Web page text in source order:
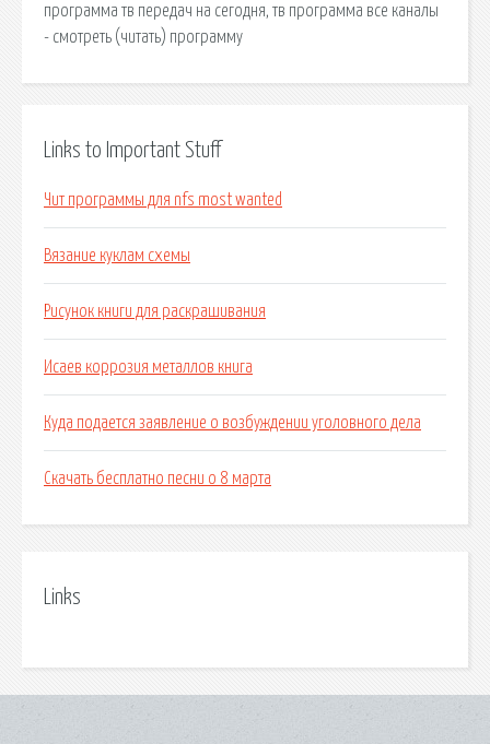
программа тв передач на сегодня, тв программа все каналы
- смотреть (читать) программу
Links to Important Stuff
Чит программы для nfs most wanted
Вязание куклам схемы
Рисунок книги для раскрашивания
Исаев коррозия металлов книга
Куда подается заявление о возбуждении уголовного дела
Скачать бесплатно песни о 8 марта
Links